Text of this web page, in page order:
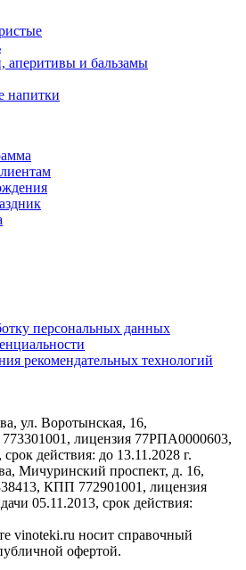
аперитивы и бальзамы
напитки
персональных данных
рекомендательных технологий
ул. Воротынская, 16,
лицензия 77РПА0000603,
действия: до 13.11.2028 г.
Мичуринский проспект, д. 16,
КПП 772901001, лицензия
05.11.2013, срок действия:
vinoteki.ru носит справочный
офертой.